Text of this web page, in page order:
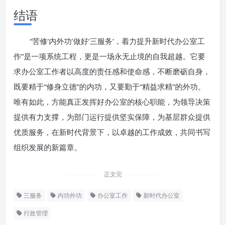
结语
“苦修‘内外功’做好‘三服务’，着力提升新时代办公室工
作”是一项系统工程，更是一场永无止境的自我超越。它要
求办公室工作者以高度的责任感和使命感，不断磨砺自身，
既要精于“修身立德”的内功，又要勤于“精益求精”的外功。
唯有如此，方能真正发挥好办公室的核心职能，为领导决策
提供有力支撑，为部门运行提供坚实保障，为基层群众提供
优质服务，在新时代背景下，以卓越的工作成效，共同书写
组织发展的新篇章。
正文完
三服务 内功外功 办公室工作 新时代办公室
行政管理